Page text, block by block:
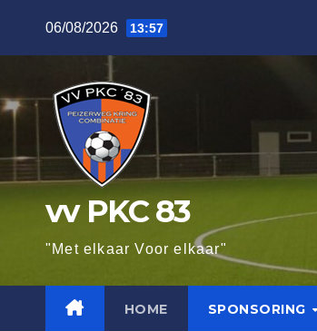
inhoud
06/08/2026 13:57
vv PKC 83
"Met elkaar Voor elkaar"
HOME SPONSORING